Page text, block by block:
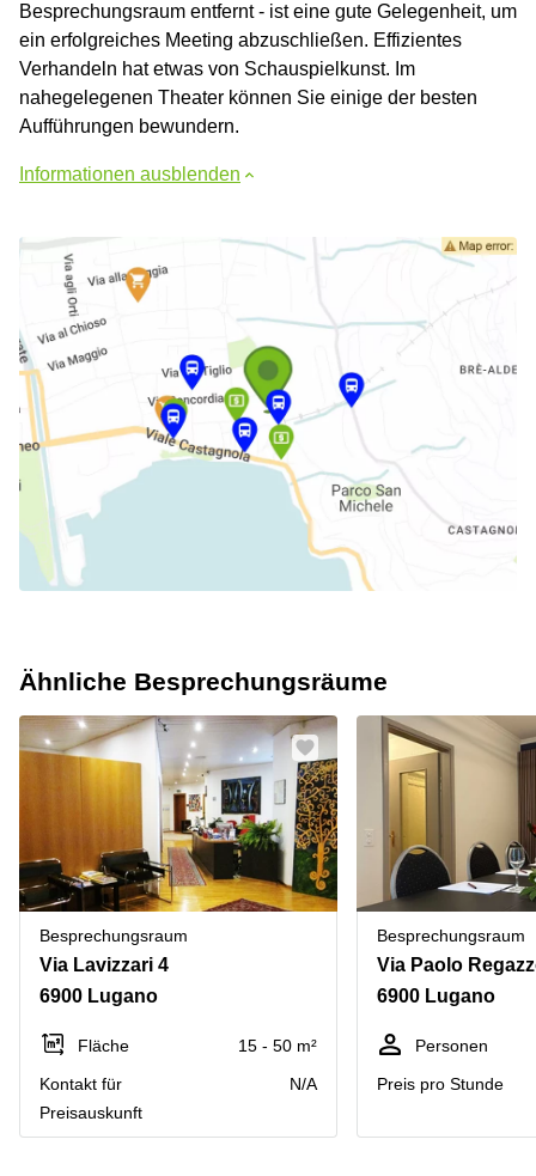
Besprechungsraum entfernt - ist eine gute Gelegenheit, um
ein erfolgreiches Meeting abzuschließen. Effizientes
Verhandeln hat etwas von Schauspielkunst. Im
nahegelegenen Theater können Sie einige der besten
Aufführungen bewundern.
Informationen ausblenden
Ähnliche Besprechungsräume
Besprechungsraum
Via Lavizzari 4
6900 Lugano
Fläche
15 - 50 m²
Kontakt für
Preisauskunft
N/A
Besprechungsraum
Via Paolo
6900 Lugano
Personen
Preis pro Stunde